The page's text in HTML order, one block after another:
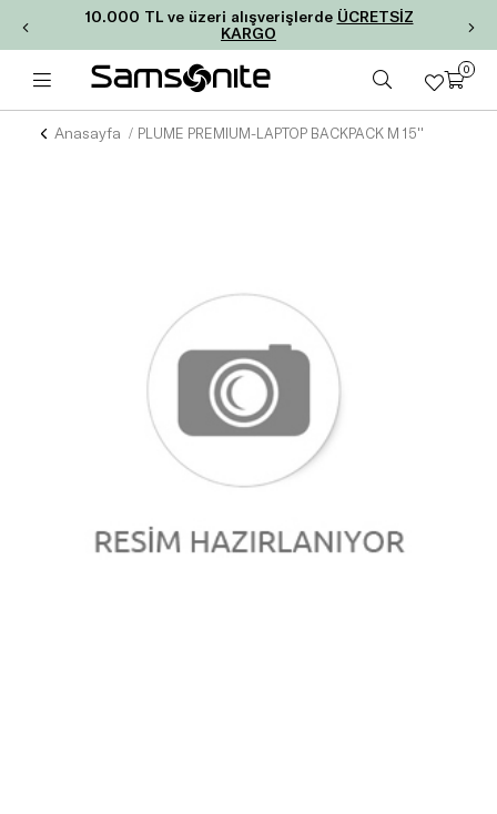
10.000 TL ve üzeri alışverişlerde ÜCRETSİZ
KARGO
0
Anasayfa PLUME PREMIUM-LAPTOP BACKPACK M 15''